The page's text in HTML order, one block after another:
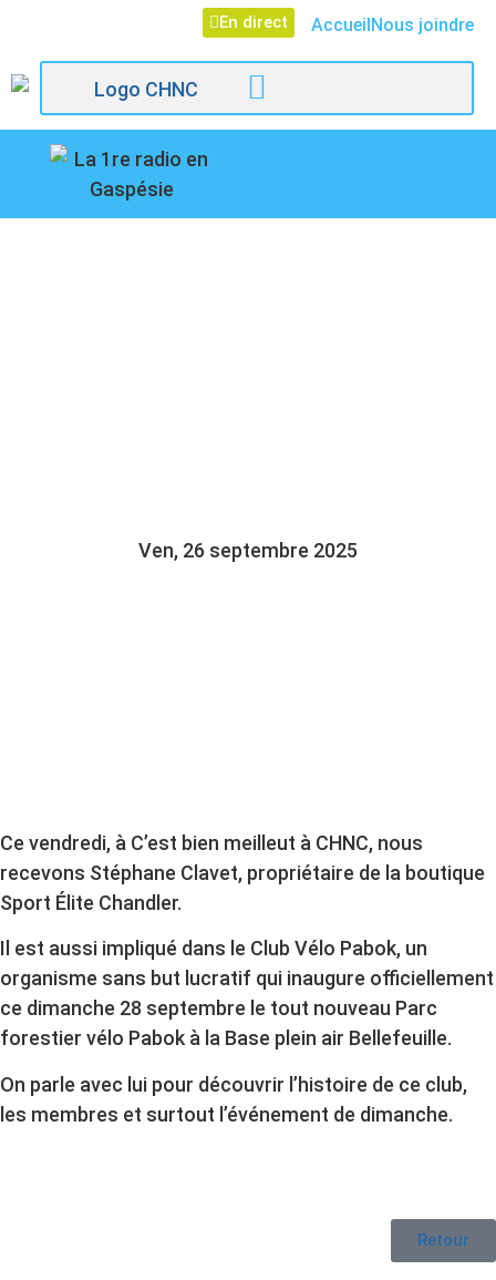
En direct AccueilNous joindre
Ven, 26 septembre 2025
Ce vendredi, à C’est bien meilleut à CHNC, nous
recevons Stéphane Clavet, propriétaire de la boutique
Sport Élite Chandler.
Il est aussi impliqué dans le Club Vélo Pabok, un
organisme sans but lucratif qui inaugure officiellement
ce dimanche 28 septembre le tout nouveau Parc
forestier vélo Pabok à la Base plein air Bellefeuille.
On parle avec lui pour découvrir l’histoire de ce club,
les membres et surtout l’événement de dimanche.
Retour